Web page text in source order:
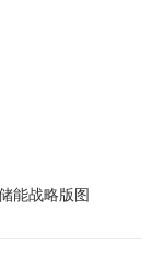
能战略版图